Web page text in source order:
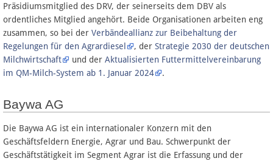
Präsidiumsmitglied des DRV, der seinerseits dem DBV als
ordentliches Mitglied angehört. Beide Organisationen arbeiten eng
zusammen, so bei der Verbändeallianz zur Beibehaltung der
Regelungen für den Agrardiesel
, der Strategie 2030 der deutschen
Milchwirtschaft
und der Aktualisierten Futtermittelvereinbarung
im QM-Milch-System ab 1. Januar 2024
.
Baywa AG
Die Baywa AG ist ein internationaler Konzern mit den
Geschäftsfeldern Energie, Agrar und Bau. Schwerpunkt der
Geschäftstätigkeit im Segment Agrar ist die Erfassung und der